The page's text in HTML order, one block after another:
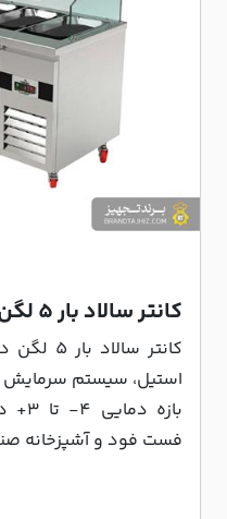
کانتر سالاد بار 5 لگن درب دار BT - مدل SL3
استیل، سیستم سرمایش
فست فود و آشپزخانه